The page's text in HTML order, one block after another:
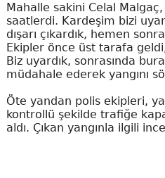
Mahalle sakini Celal
saatlerdi. Kardeşim bizi
dışarı çıkardık, hemen
Ekipler önce üst tarafa geldi,
Biz uyardık, sonrasında
müdahale ederek yangını
Öte yandan polis ekipleri,
kontrollü şekilde trafiğe
aldı. Çıkan yangınla ilgili